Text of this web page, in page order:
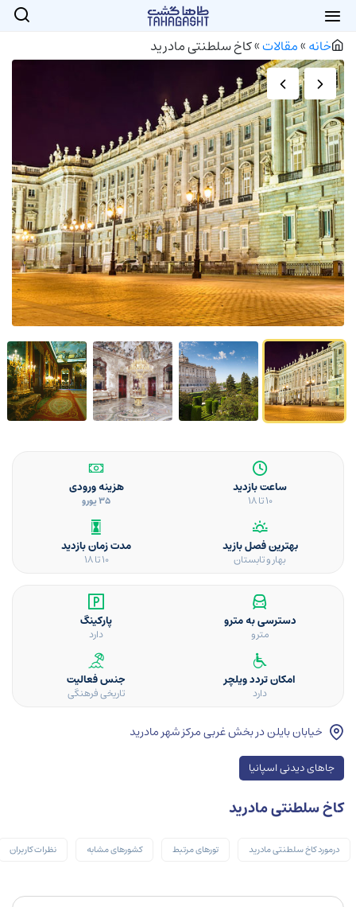
خانه»مقالات»کاخ سلطنتی مادرید
ساعت بازدید
10 تا 18
هزینه ورودی
35 یورو
بهترین فصل بازید
بهار و تابستان
مدت زمان بازدید
10 تا 18
دسترسی به مترو
مترو
پارکینگ
دارد
امکان تردد ویلچر
دارد
جنس فعالیت
تاریخی فرهنگی
خیابان بایلن در بخش غربی مرکز شهر مادرید
جاهای دیدنی اسپانیا
کاخ سلطنتی مادرید
درمورد کاخ سلطنتی مادرید تورهای مرتبط کشورهای مشابه نظرات کاربران